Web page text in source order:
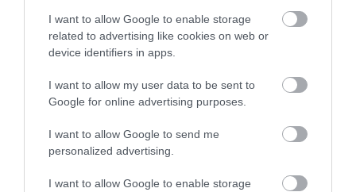
I want to allow Google to enable storage
related to advertising like cookies on web or
device identifiers in apps.
I want to allow my user data to be sent to
Google for online advertising purposes.
I want to allow Google to send me
personalized advertising.
I want to allow Google to enable storage
LMP oktatáspolitikusát is.
bélyegkép forrása: index.hu
forrás: mti.hu